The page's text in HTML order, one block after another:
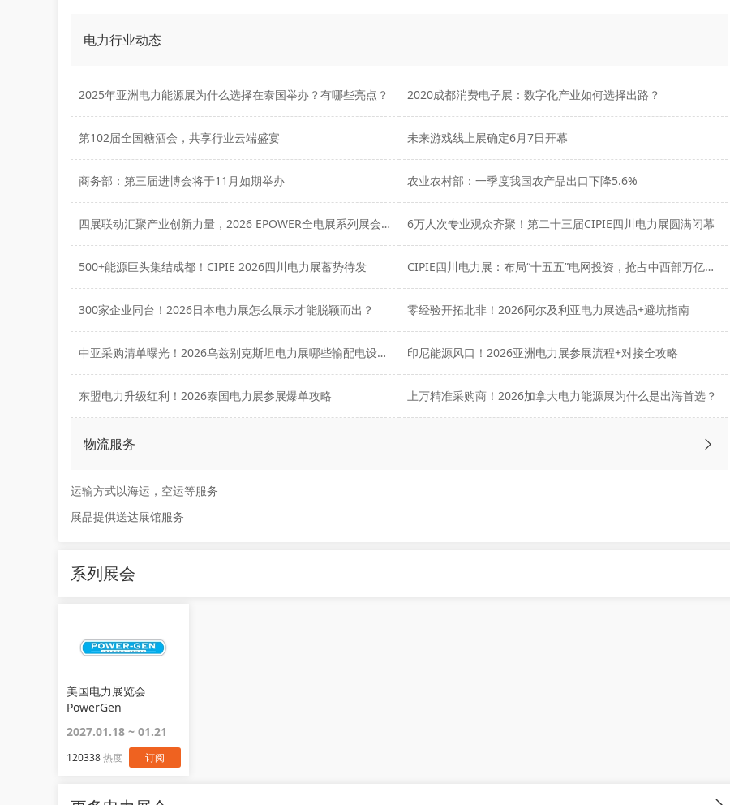
电力行业动态
2025年亚洲电力能源展为什么选择在泰国举办？有哪些亮点？ 2020成都消费电子展：数字化产业如何选择出路？
第102届全国糖酒会，共享行业云端盛宴 未来游戏线上展确定6月7日开幕
商务部：第三届进博会将于11月如期举办 农业农村部：一季度我国农产品出口下降5.6%
四展联动汇聚产业创新力量，2026 EPOWER全电展系列展会精彩呈现 6万人次专业观众齐聚！第二十三届CIPIE四川电力展圆满闭幕
500+能源巨头集结成都！CIPIE 2026四川电力展蓄势待发 CIPIE四川电力展：布局“十五五”电网投资，抢占中西部万亿市场
300家企业同台！2026日本电力展怎么展示才能脱颖而出？ 零经验开拓北非！2026阿尔及利亚电力展选品+避坑指南
中亚采购清单曝光！2026乌兹别克斯坦电力展哪些输配电设备最抢手？ 印尼能源风口！2026亚洲电力展参展流程+对接全攻略
东盟电力升级红利！2026泰国电力展参展爆单攻略 上万精准采购商！2026加拿大电力能源展为什么是出海首选？
物流服务
运输方式以海运，空运等服务
展品提供送达展馆服务
系列展会
美国电力展览会
PowerGen
2027.01.18 ~ 01.21
120338热度 订阅